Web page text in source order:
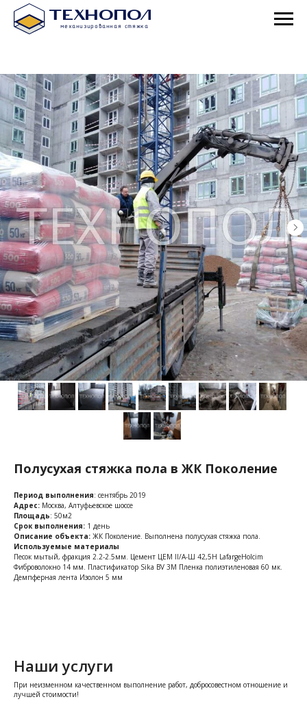
Полусухая стяжка пола в ЖК Поколение
Период выполнения: сентябрь 2019
Адрес: Москва, Алтуфьевское шоссе
Площадь: 50м2
Срок выполнения: 1 день
Описание объекта: ЖК Поколение. Выполнена полусухая стяжка пола.
Используемые материалы
Песок мытый, фракция 2.2-2.5мм. Цемент ЦЕМ II/A-Ш 42,5Н LafargeHolcim
Фиброволокно 14 мм. Пластификатор Sika BV 3M Пленка полиэтиленовая 60 мк.
Демпферная лента Изолон 5 мм
Наши услуги
При неизменном качественном выполнение работ, добросовестном отношение и
лучшей стоимости!